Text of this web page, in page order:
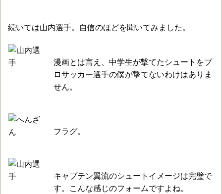
続いては山内選手。自信のほどを聞いてみました。
漫画とは言え、中学生が撃てたシュートをプ
ロサッカー選手の僕が撃てないわけはありま
せん。
フラグ。
キャプテン翼流のシュートイメージは完璧で
す。こんな感じのフォームですよね。